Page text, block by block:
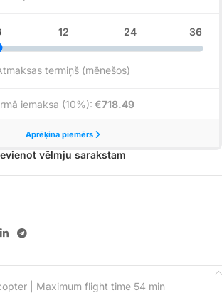
vēlmju sarakstam
| Maximum flight time 54 min